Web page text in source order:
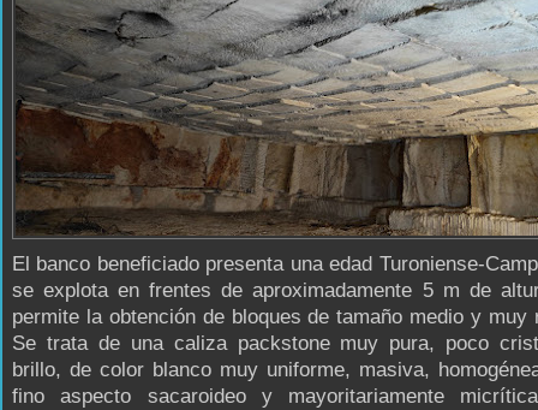
El banco beneficiado presenta una edad Turoniense-
se explota en frentes de aproximadamente 5 m de
permite la obtención de bloques de tamaño medio y muy
Se trata de una caliza packstone muy pura, poco
brillo, de color blanco muy uniforme, masiva,
fino aspecto sacaroideo y mayoritariamente